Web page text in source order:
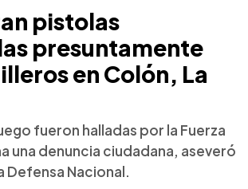
pistolas
presuntamente
en Colón, La
fueron halladas por la Fuerza
una denuncia ciudadana, aseveró
Defensa Nacional.